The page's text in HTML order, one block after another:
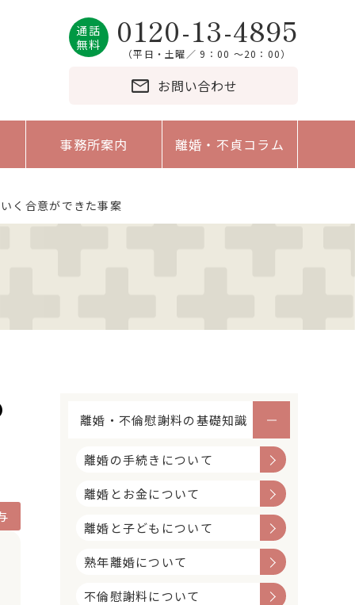
通話
無料
0120-13-4895
（平日・土曜／ 9：00 〜20：00）
mail お問い合わせ
事務所案内 離婚・不貞コラム
く合意ができた事案
離婚・不倫慰謝料の基礎知識
離婚の手続きについて
離婚とお金について
離婚と子どもについて
熟年離婚について
不倫慰謝料について